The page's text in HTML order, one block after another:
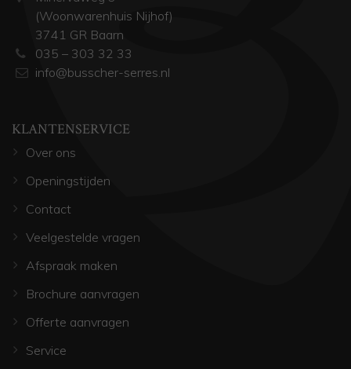
(Woonwarenhuis Nijhof)
3741 GR Baarn
035 – 303 32 33
info@busscher-serres.nl
KLANTENSERVICE
Over ons
Openingstijden
Contact
Veelgestelde vragen
Afspraak maken
Brochure aanvragen
Offerte aanvragen
Service